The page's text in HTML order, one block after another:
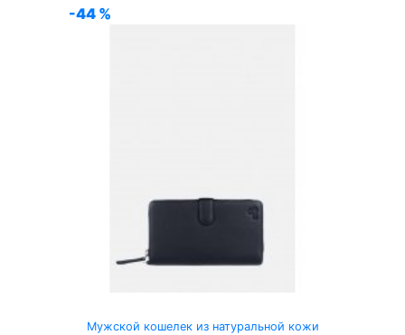
-44 %
Мужской кошелек из натуральной кожи